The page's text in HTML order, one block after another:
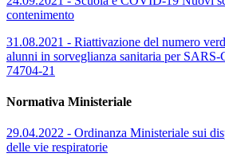
contenimento
31.08.2021 - Riattivazione del numero
alunni in sorveglianza sanitaria per
74704-21
Normativa Ministeriale
29.04.2022 - Ordinanza Ministeriale sui
delle vie respiratorie